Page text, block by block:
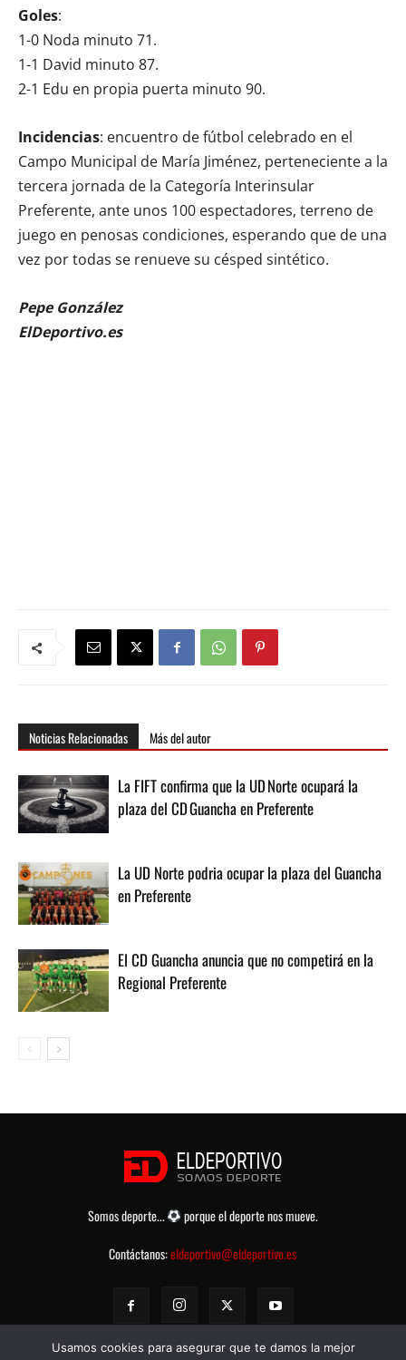
Goles:
1-0 Noda minuto 71.
1-1 David minuto 87.
2-1 Edu en propia puerta minuto 90.
Incidencias: encuentro de fútbol celebrado en el
Campo Municipal de María Jiménez, perteneciente a la
tercera jornada de la Categoría Interinsular
Preferente, ante unos 100 espectadores, terreno de
juego en penosas condiciones, esperando que de una
vez por todas se renueve su césped sintético.
Pepe González
ElDeportivo.es
Noticias Relacionadas Más del autor
La FIFT confirma que la UD Norte ocupará la
plaza del CD Guancha en Preferente
La UD Norte podria ocupar la plaza del Guancha
en Preferente
El CD Guancha anuncia que no competirá en la
Regional Preferente
Somos deporte...
porque el deporte nos mueve.
Contáctanos:eldeportivo@eldeportivo.es
Usamos cookies para asegurar que te damos la mejor